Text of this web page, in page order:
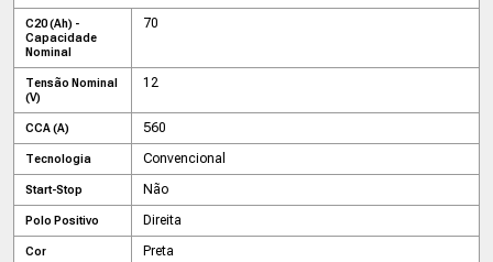
C20 (Ah) -
Capacidade
Nominal
70
Tensão Nominal
(V)
12
CCA (A) 560
Tecnologia Convencional
Start-Stop Não
Polo Positivo Direita
Cor Preta